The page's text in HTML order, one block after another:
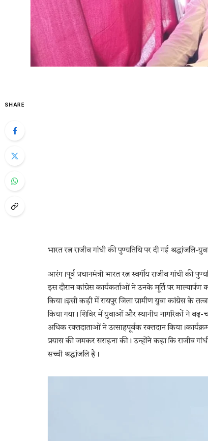
SHARE
भारत रत्न राजीव गांधी की पुण्यतिथि पर दी गई श्रद्धांजलि-
​आरंग।पूर्व प्रधानमंत्री भारत रत्न स्वर्गीय राजीव गांधी
इस दौरान कांग्रेस कार्यकर्ताओं ने उनके मूर्ति पर
किया।इसी कड़ी में रायपुर जिला ग्रामीण युवा कांग्रेस के
किया गया। शिविर में युवाओं और स्थानीय नागरिकों ने
अधिक रक्तदाताओं ने उत्साहपूर्वक रक्तदान
प्रयास की जमकर सराहना की। उन्होंने कहा कि राजीव
सच्ची श्रद्धांजलि है।